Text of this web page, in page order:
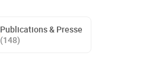
Publications & Presse
(148)